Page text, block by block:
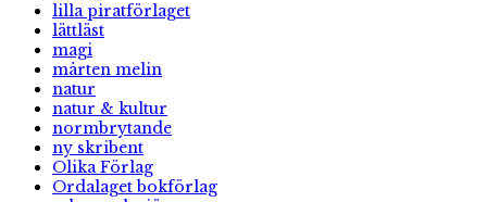
lilla piratförlaget
lättläst
magi
mårten melin
natur
natur & kultur
normbrytande
ny skribent
Olika Förlag
Ordalaget bokförlag